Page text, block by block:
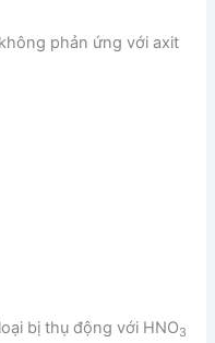
phản ứng với axit
bị thụ động với HNO3